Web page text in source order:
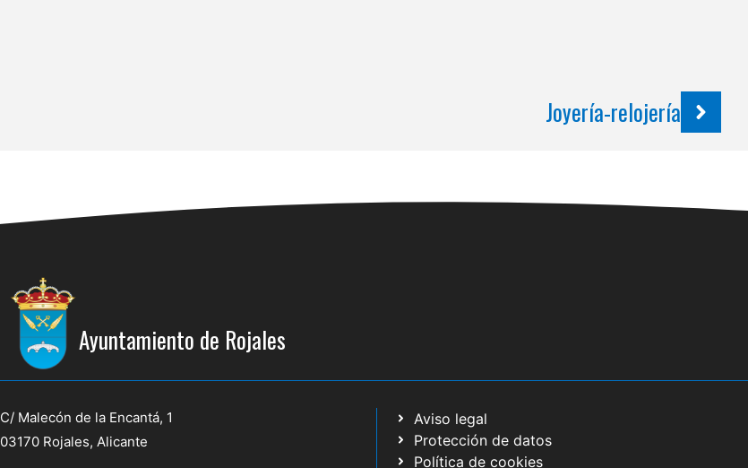
Joyería-relojería
Ayuntamiento de Rojales
C/ Malecón de la Encantá, 1
03170 Rojales, Alicante
Aviso legal
Protección de datos
Política de cookies